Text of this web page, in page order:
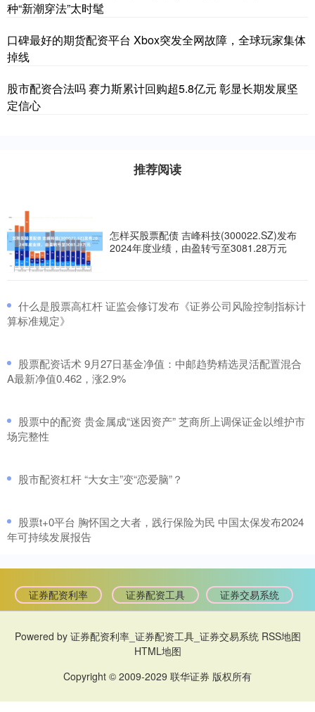
种“新潮穿法”太时髦
口碑最好的期货配资平台 Xbox突发全网故障，全球玩家集体
掉线
股市配资合法吗 赛力斯累计回购超5.8亿元 彰显长期发展坚
定信心
推荐阅读
怎样买股票配债 吉峰科技(300022.SZ)发布
2024年度业绩，由盈转亏至3081.28万元
​什么是股票高杠杆 证监会修订发布《证券公司风险控制指标计
算标准规定》
​股票配资话术 9月27日基金净值：中邮趋势精选灵活配置混合
A最新净值0.462，涨2.9%
​股票中的配资 贵金属成“迷因资产” 芝商所上调保证金以维护市
场完整性
​股市配资杠杆 “大女主”变“恋爱脑”？
​股票t+0平台 胸怀国之大者，践行保险为民 中国太保发布2024
年可持续发展报告
证券配资利率 证券配资工具 证券交易系统
Powered by 证券配资利率_证券配资工具_证券交易系统 RSS地图
HTML地图
Copyright © 2009-2029 联华证券 版权所有